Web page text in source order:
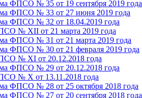
ФПСО № 35 от 19 сентября 2019 года
ФПСО № 33 от 27 июня 2019 года
ФПСО № 32 от 18.04.2019 года
№ XII от 21 марта 2019 года
ФПСО № 31 от 21 марта 2019 года
ФПСО № 30 от 21 февраля 2019 года
№ XI от 20.12.2018 года
ФПСО № 29 от 20.12.2018 года
№ X от 13.11.2018 года
ФПСО № 28 от 25 октября 2018 года
ФПСО № 27 от 20 сентября 2018 года